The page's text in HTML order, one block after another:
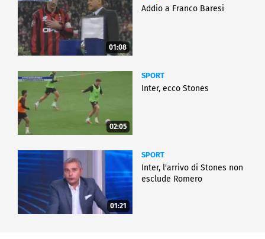
01:08
Addio a Franco Baresi
02:05
SPORT
Inter, ecco Stones
01:21
SPORT
Inter, l'arrivo di Stones non
esclude Romero